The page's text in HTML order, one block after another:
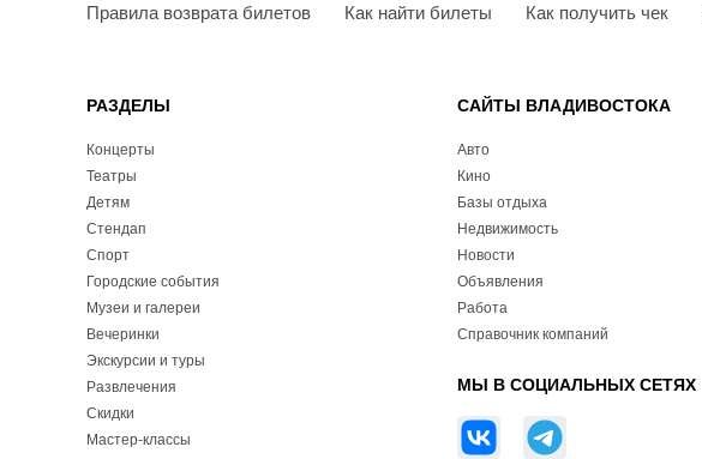
Правила возврата билетов Как найти билеты Как получить чек
РАЗДЕЛЫ
Концерты
Театры
Детям
Стендап
Спорт
Городские события
Музеи и галереи
Вечеринки
Экскурсии и туры
Развлечения
Скидки
Мастер-классы
САЙТЫ ВЛАДИВОСТОКА
Авто
Кино
Базы отдыха
Недвижимость
Новости
Объявления
Работа
Справочник компаний
МЫ В СОЦИАЛЬНЫХ СЕТЯХ